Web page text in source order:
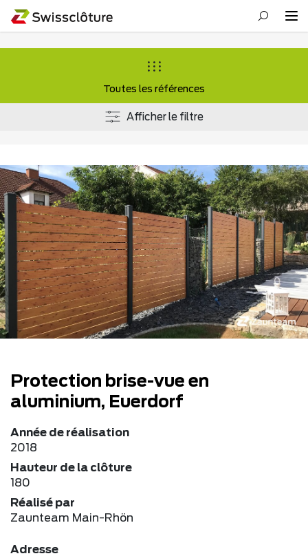
Toutes les références
Afficher le filtre
Protection brise-vue en
aluminium, Euerdorf
Année de réalisation
2018
Hauteur de la clôture
180
Réalisé par
Zaunteam Main-Rhön
Adresse